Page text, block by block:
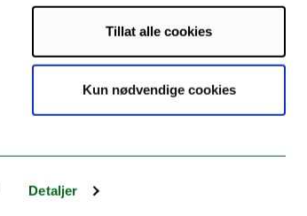
Detaljer
Tillat alle cookies
Kun nødvendige cookies